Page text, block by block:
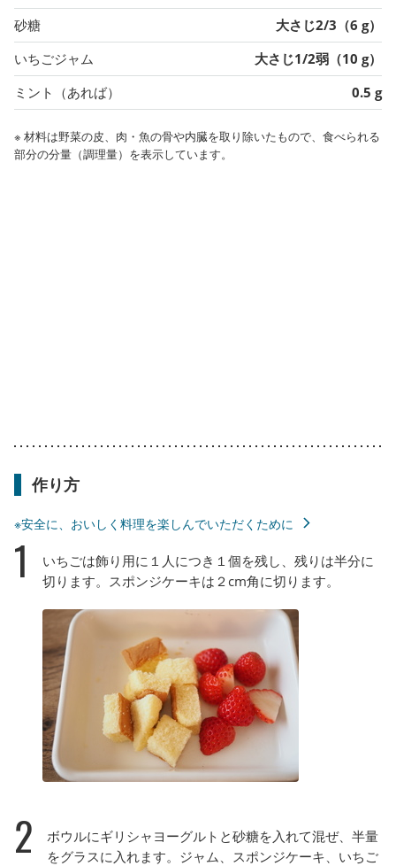
砂糖
大さじ2/3（6 g）
いちごジャム
大さじ1/2弱（10 g）
ミント（あれば）
0.5 g
※ 材料は野菜の皮、肉・魚の骨や内臓を取り除いたもので、食べられる
部分の分量（調理量）を表示しています。
作り方
※安全に、おいしく料理を楽しんでいただくために
1
いちごは飾り用に１人につき１個を残し、残りは半分に
切ります。スポンジケーキは２cm角に切ります。
2
ボウルにギリシャヨーグルトと砂糖を入れて混ぜ、半量
をグラスに入れます。ジャム、スポンジケーキ、いちご